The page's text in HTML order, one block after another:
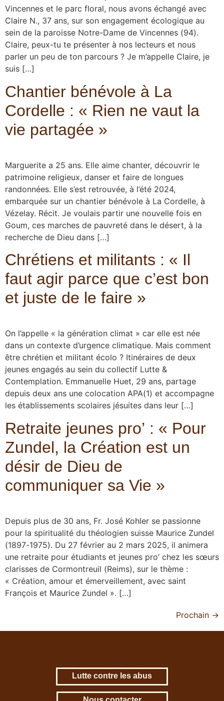
Vincennes et le parc floral, nous avons échangé avec
Claire N., 37 ans, sur son engagement écologique au
sein de la paroisse Notre-Dame de Vincennes (94).
Claire, peux-tu te présenter à nos lecteurs et nous
parler un peu de ton parcours ? Je m’appelle Claire, je
suis […]
Chantier bénévole à La
Cordelle : « Rien ne vaut la
vie partagée »
Marguerite a 25 ans. Elle aime chanter, découvrir le
patrimoine religieux, danser et faire de longues
randonnées. Elle s’est retrouvée, à l’été 2024,
embarquée sur un chantier bénévole à La Cordelle, à
Vézelay. Récit. Je voulais partir une nouvelle fois en
Goum, ces marches de pauvreté dans le désert, à la
recherche de Dieu dans […]
Chrétiens et militants : « Il
faut agir parce que c’est bon
et juste de le faire »
On l’appelle « la génération climat » car elle est née
dans un contexte d’urgence climatique. Mais comment
être chrétien et militant écolo ? Itinéraires de deux
jeunes engagés au sein du collectif Lutte &
Contemplation. Emmanuelle Huet, 29 ans, partage
depuis deux ans une colocation APA(1) et accompagne
les établissements scolaires jésuites dans leur […]
Retraite jeunes pro’ : « Pour
Zundel, la Création est un
désir de Dieu de
communiquer sa Vie »
Depuis plus de 30 ans, Fr. José Kohler se passionne
pour la spiritualité du théologien suisse Maurice Zundel
(1897-1975). Du 27 février au 2 mars 2025, il animera
une retraite pour étudiants et jeunes pro’ chez les sœurs
clarisses de Cormontreuil (Reims), sur le thème :
« Création, amour et émerveillement, avec saint
François et Maurice Zundel ». […]
Prochain →
Lutte contre les abus